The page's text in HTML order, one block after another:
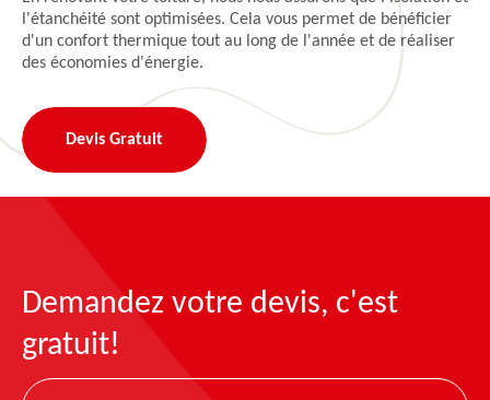
l'étanchéité sont optimisées. Cela vous permet de bénéficier
d'un confort thermique tout au long de l'année et de réaliser
des économies d'énergie.
Devis Gratuit
Demandez votre devis, c'est
gratuit!